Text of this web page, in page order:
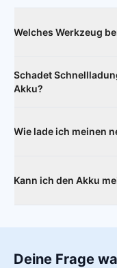
Welches Werkzeug
Fön und ein
Darüber hinaus
Schadet
Akku?
Lade-Leistung
Wie lade ich meinen
die volle Kapazität zu
Kann ich den Akku
Deine Frage